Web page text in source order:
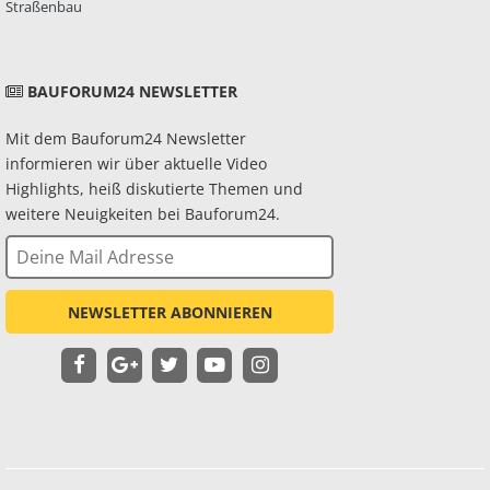
Straßenbau
BAUFORUM24 NEWSLETTER
Mit dem Bauforum24 Newsletter
informieren wir über aktuelle Video
Highlights, heiß diskutierte Themen und
weitere Neuigkeiten bei Bauforum24.
NEWSLETTER ABONNIEREN